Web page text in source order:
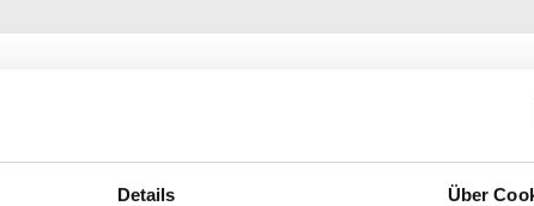
Details Über
62 %